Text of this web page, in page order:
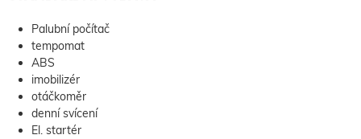
Palubní počítač
tempomat
ABS
imobilizér
otáčkoměr
denní svícení
El. startér